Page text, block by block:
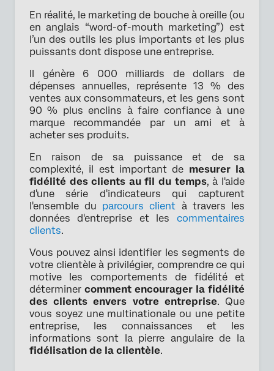
En réalité, le marketing de bouche à oreille (ou
en anglais “word-of-mouth marketing”) est
l’un des outils les plus importants et les plus
puissants dont dispose une entreprise.
Il génère 6 000 milliards de dollars de
dépenses annuelles, représente 13 % des
ventes aux consommateurs, et les gens sont
90 % plus enclins à faire confiance à une
marque recommandée par un ami et à
acheter ses produits.
En raison de sa puissance et de sa
complexité, il est important de mesurer la
fidélité des clients au fil du temps, à l'aide
d'une série d'indicateurs qui capturent
l'ensemble du parcours client à travers les
données d'entreprise et les commentaires
clients.
Vous pouvez ainsi identifier les segments de
votre clientèle à privilégier, comprendre ce qui
motive les comportements de fidélité et
déterminer comment encourager la fidélité
des clients envers votre entreprise. Que
vous soyez une multinationale ou une petite
entreprise, les connaissances et les
informations sont la pierre angulaire de la
fidélisation de la clientèle.